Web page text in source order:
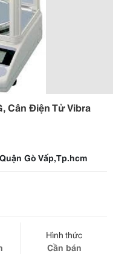
Cân Điện Tử Vibra
Gò Vấp,Tp.hcm
Hình thức
Cần bán